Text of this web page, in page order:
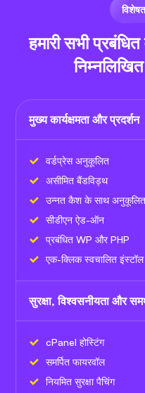
हमारी सभी
मुख्य कार्यक्षमता और प्रदर्शन
वर्डप्रेस अनुकूलित
असीमित बैंडविड्थ
उन्नत कैश के साथ अनुकूलित
सीडीएन ऐड-ऑन
प्रबंधित WP और PHP
एक-क्लिक स्वचालित इंस्टॉल
सुरक्षा, विश्वसनीयता और
cPanel होस्टिंग
समर्पित फायरवॉल
नियमित सुरक्षा पैचिंग